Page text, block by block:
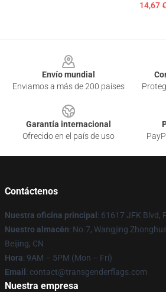
14,67
Envío mundial
Enviamos a más de 200 países
Garantía internacional
Ofrecido en el país de uso
Contáctenos
Nuestra oficina principal : 61617 JFK Blvd,
Nuestro almacén: No.7, Wangjing
Beijing, CN
Hora: 9AM – 5PM (Mon – Fri)
Email : contact@transgenderflags.com
Nuestra empresa